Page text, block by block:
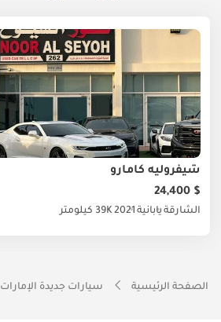
شيفروليه كامارو
$ 24,400
الشارقة يابانية 202139K كيلومتر
الصفحة الرئيسية سيارات جديدة الإمارات